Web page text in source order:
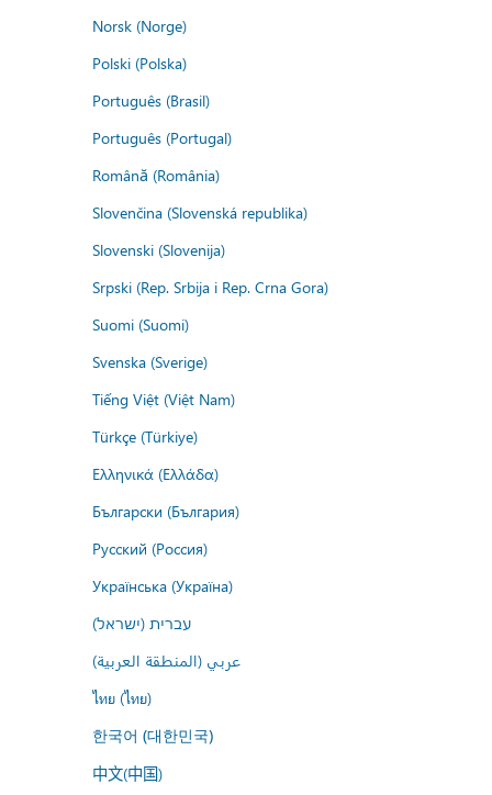
Norsk (Norge)
Polski (Polska)
Português (Brasil)
Português (Portugal)
Română (România)
Slovenčina (Slovenská republika)
Slovenski (Slovenija)
Srpski (Rep. Srbija i Rep. Crna Gora)
Suomi (Suomi)
Svenska (Sverige)
Tiếng Việt (Việt Nam)
Türkçe (Türkiye)
Ελληνικά (Ελλάδα)
Български (България)
Русский (Россия)
Українська (Україна)
עברית (ישראל)
عربي (المنطقة العربية)
ไทย (ไทย)
한국어 (대한민국)
中文(中国)